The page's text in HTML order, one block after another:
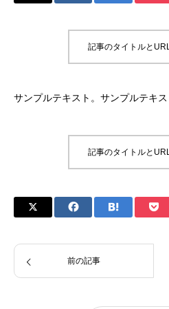
記事のタイトルと
サンプルテキスト。サンプルテキス
記事のタイトルと
前の記事